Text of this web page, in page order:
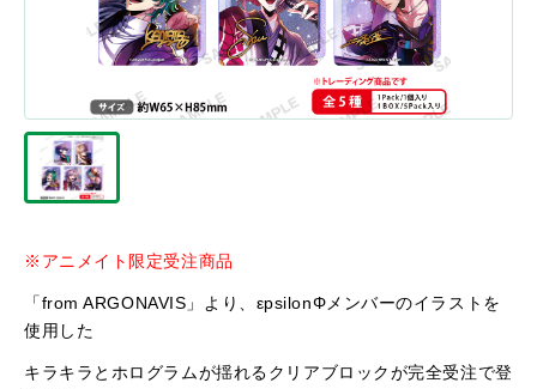
※アニメイト限定受注商品
「from ARGONAVIS」より、εpsilonΦメンバーのイラストを
使用した
キラキラとホログラムが揺れるクリアブロックが完全受注で登